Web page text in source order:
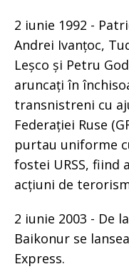
2 iunie 1992 -
Andrei Ivanțoc,
Leșco și Petru
aruncați în
transnistreni cu
Federației Ruse
purtau uniforme
fostei URSS, fiind
acțiuni de
2 iunie 2003 - De
Baikonur se
Express.